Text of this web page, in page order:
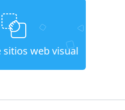
sitios web visual